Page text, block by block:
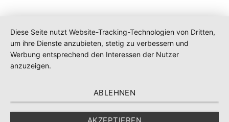
Diese Seite nutzt Website-Tracking-Technologien von Dritten,
um ihre Dienste anzubieten, stetig zu verbessern und
Werbung entsprechend den Interessen der Nutzer
anzuzeigen.
ABLEHNEN